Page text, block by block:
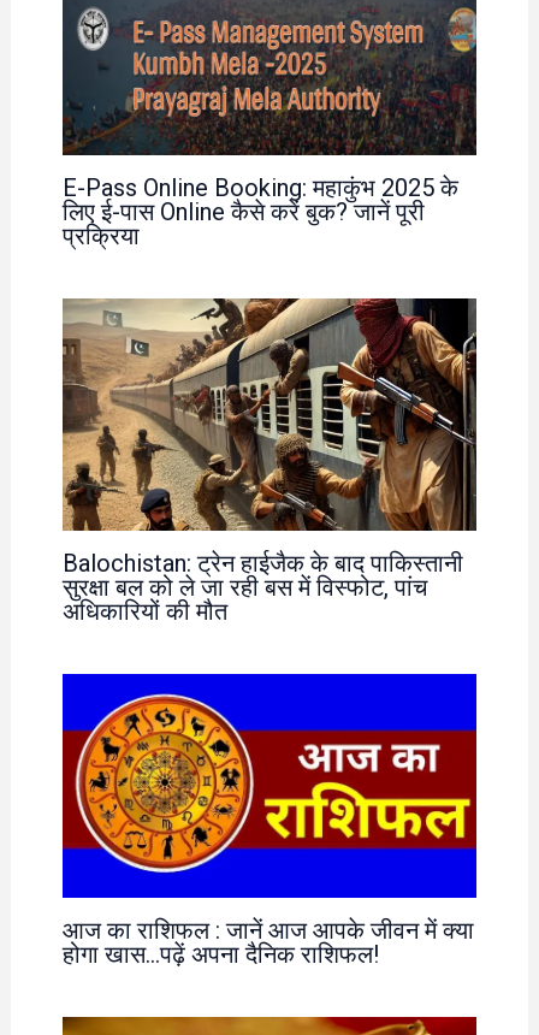
E-Pass Online Booking: महाकुंभ 2025 के
लिए ई-पास Online कैसे करें बुक? जानें पूरी
प्रक्रिया
Balochistan: ट्रेन हाईजैक के बाद पाकिस्तानी
सुरक्षा बल को ले जा रही बस में विस्फोट, पांच
अधिकारियों की मौत
आज का राशिफल : जानें आज आपके जीवन में क्या
होगा खास…पढ़ें अपना दैनिक राशिफल!